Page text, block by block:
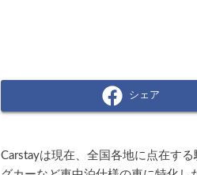
シェア
Carstayは現在、全国各地に点在す